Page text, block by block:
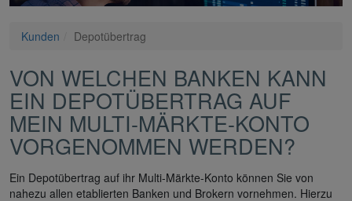
Kunden Depotübertrag
VON WELCHEN BANKEN KANN
EIN DEPOTÜBERTRAG AUF
MEIN MULTI-MÄRKTE-KONTO
VORGENOMMEN WERDEN?
Ein Depotübertrag auf ihr Multi-Märkte-Konto können Sie von
nahezu allen etablierten Banken und Brokern vornehmen. Hierzu